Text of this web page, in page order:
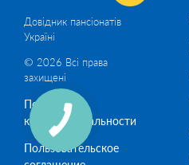
Довідник пансіонатів
Україні
© 2026 Всі права
захищені
Политика
конфиденциальности
Пользовательское